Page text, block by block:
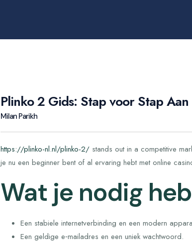
Plinko 2 Gids: Stap voor Stap
Milan Parikh
https://plinko-nl.nl/plinko-2/ stands out in a competitive
je nu een beginner bent of al ervaring hebt met online
Wat je nodig
Een stabiele internetverbinding en een modern
Een geldige e‑mailadres en een uniek wachtwoord.